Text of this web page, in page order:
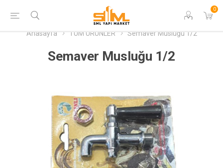
0
Anasayfa TÜM ÜRÜNLER Semaver Musluğu 1/2
Semaver Musluğu 1/2